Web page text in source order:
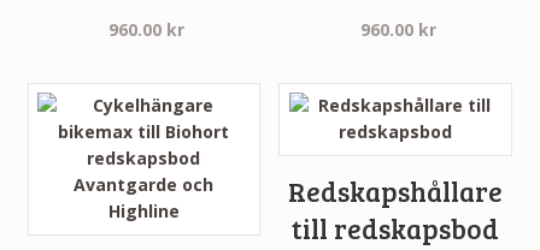
960.00 kr 960.00 kr
Redskapshållare
till redskapsbod